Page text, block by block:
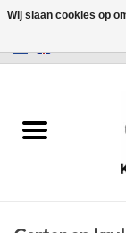
Sale
Wij slaan cookies op